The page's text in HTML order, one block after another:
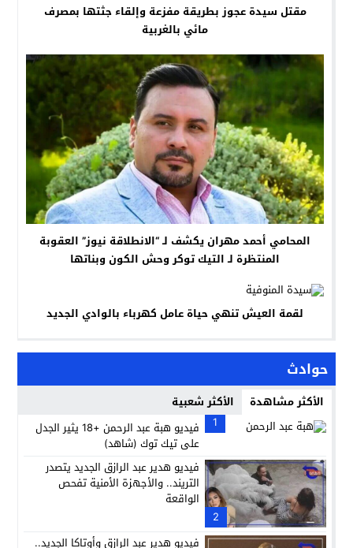
مقتل سيدة عجوز بطريقة مفزعة وإلقاء جثتها بمصرف
مائي بالغربية
المحامي أحمد مهران يكشف لـ “الانطلاقة نيوز” العقوبة
المنتظرة لـ التيك توكر وحش الكون وبناتها
لقمة العيش تنهي حياة عامل كهرباء بالوادي الجديد
حوادث
الأكثر مشاهدة
الأكثر شعبية
1
فيديو هبة عبد الرحمن +18 يثير الجدل
على تيك توك (شاهد)
2
فيديو هدير عبد الرازق الجديد يتصدر
التريند.. والأجهزة الأمنية تفحص
الواقعة
فيديو هدير عبد الرازق وأوتاكا الجديد..